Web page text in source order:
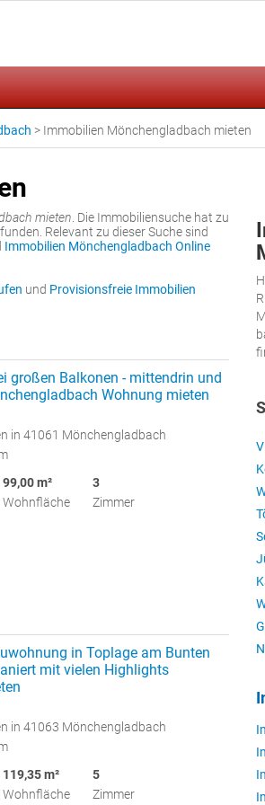
> Immobilien Mönchengladbach mieten
mieten . Die Immobiliensuche hat zu
Relevant zu dieser Suche sind
Immobilien Mönchengladbach Online
und Provisionsfreie Immobilien
großen Balkonen - mittendrin und
Wohnung mieten
in 41061 Mönchengladbach
99,00 m²
Wohnfläche
3
Zimmer
in Toplage am Bunten
mit vielen Highlights
in 41063 Mönchengladbach
119,35 m²
Wohnfläche
5
Zimmer